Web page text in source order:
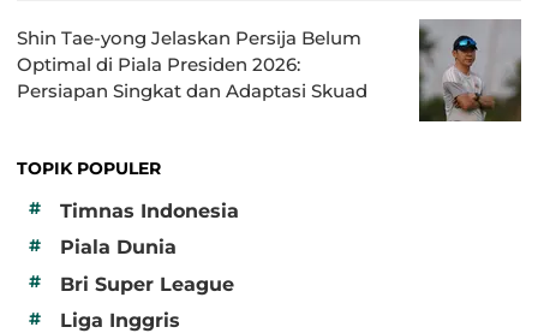
Shin Tae-yong Jelaskan Persija Belum
Optimal di Piala Presiden 2026:
Persiapan Singkat dan Adaptasi Skuad
TOPIK POPULER
#
Timnas Indonesia
# Piala Dunia
# Bri Super League
# Liga Inggris